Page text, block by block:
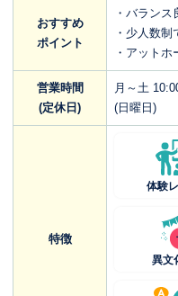
おすすめ
ポイント
・バラン
・少人数
・アット
営業時間
(定休日)
月～土
(日曜日)
特徴
体験
異文